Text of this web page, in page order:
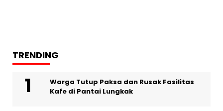
TRENDING
Warga Tutup Paksa dan Rusak Fasilitas
Kafe di Pantai Lungkak